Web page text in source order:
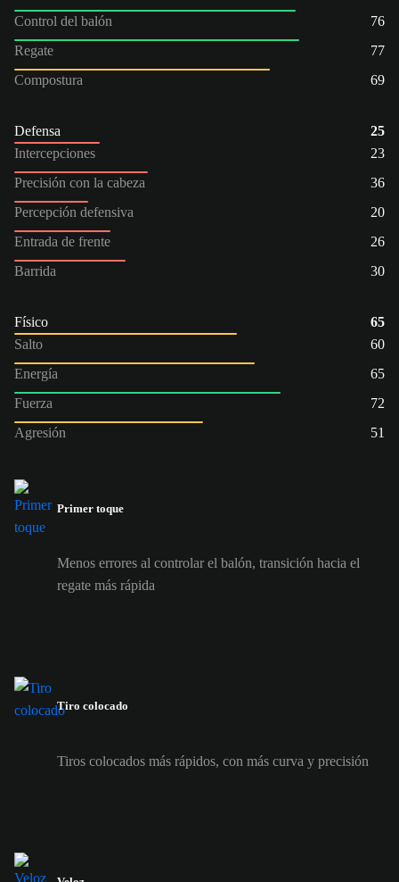
Control del balón
76
Regate
77
Compostura
69
Defensa
25
Intercepciones
23
Precisión con la cabeza
36
Percepción defensiva
20
Entrada de frente
26
Barrida
30
Físico
65
Salto
60
Energía
65
Fuerza
72
Agresión
51
Primer toque
Menos errores al controlar el balón, transición hacia el
regate más rápida
Tiro colocado
Tiros colocados más rápidos, con más curva y precisión